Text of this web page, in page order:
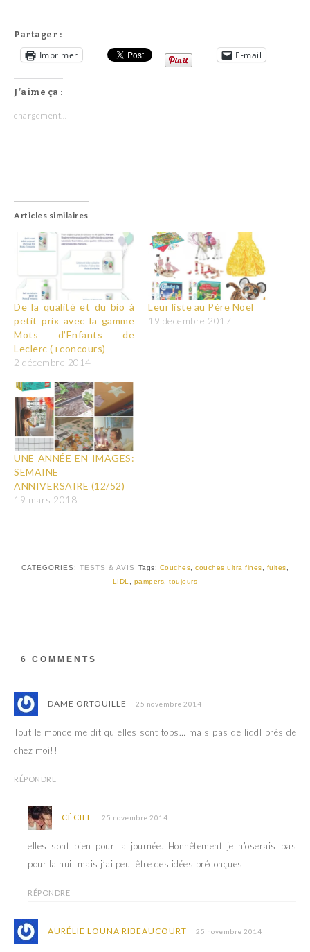
Partager :
Imprimer E-mail
J’aime ça :
chargement…
Articles similaires
De la qualité et du bio à
petit prix avec la gamme
Mots d’Enfants de
Leclerc (+concours)
2 décembre 2014
Leur liste au Père Noël
19 décembre 2017
UNE ANNÉE EN IMAGES:
SEMAINE
ANNIVERSAIRE (12/52)
19 mars 2018
CATEGORIES: TESTS & AVIS Tags: Couches ,couches ultra fines fuites
LIDL
pampers ,toujours
6 COMMENTS
DAME ORTOUILLE 25 novembre 2014
Tout le monde me dit qu elles sont tops… mais pas de liddl près de
chez moi!!
RÉPONDRE
CÉCILE 25 novembre 2014
elles sont bien pour la journée. Honnêtement je n’oserais pas
pour la nuit mais j’ai peut être des idées préconçues
RÉPONDRE
AURÉLIE LOUNA RIBEAUCOURT 25 novembre 2014